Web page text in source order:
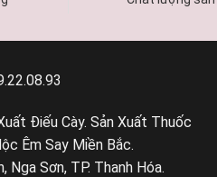
Điếu Cày. Sản Xuất Thuốc
Êm Say Miền Bắc.
Nga Sơn, TP. Thanh Hóa.